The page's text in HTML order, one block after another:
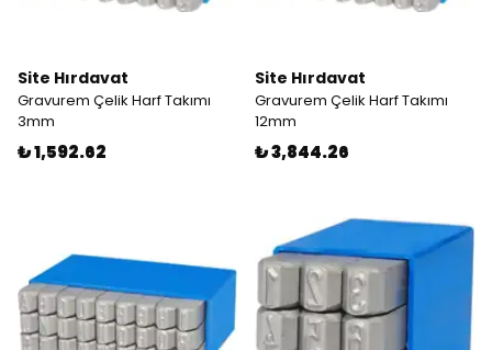
Site Hırdavat
Gravurem Çelik Harf Takımı
3mm
₺ 1,592.62
Site Hırdavat
Gravurem Çelik Harf Takımı
12mm
₺ 3,844.26